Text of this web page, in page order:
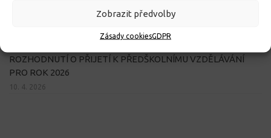
Zobrazit předvolby
Zásady cookiesGDPR
ROZHODNUTÍ O PŘIJETÍ K PŘEDŠKOLNÍMU VZDĚLÁVÁNÍ
PRO ROK 2026
10. 4. 2026